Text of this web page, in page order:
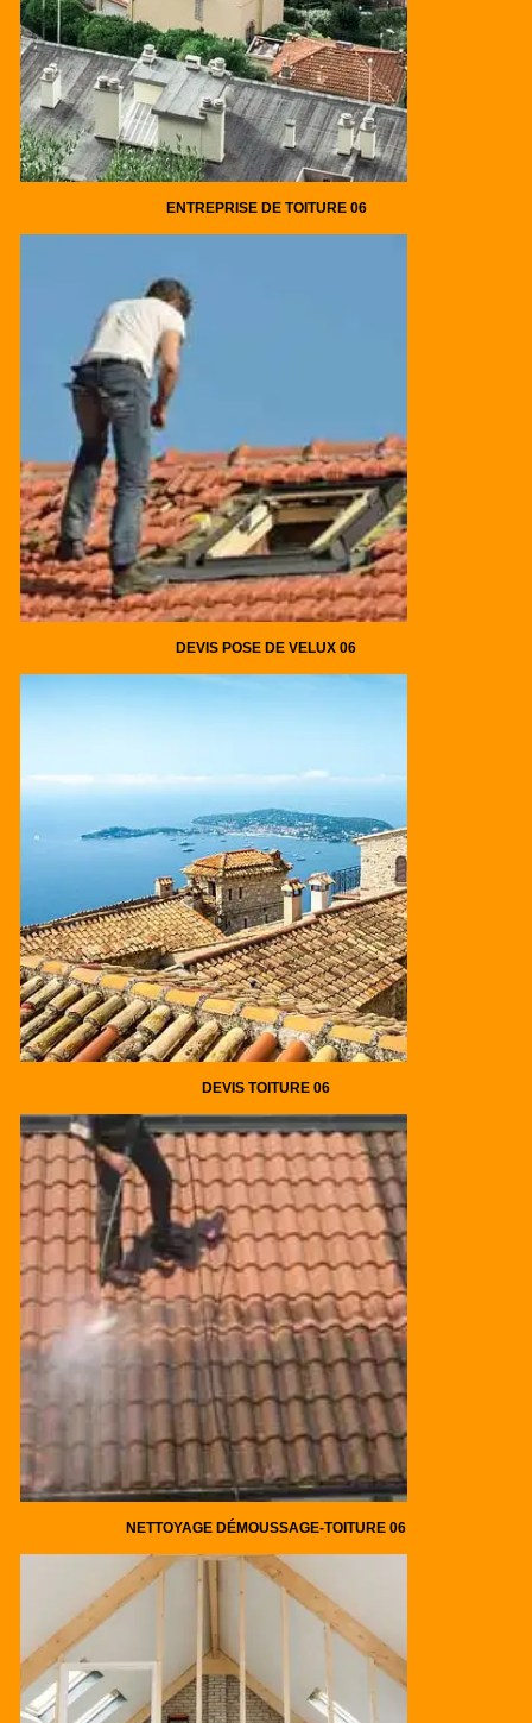
ENTREPRISE DE TOITURE 06
DEVIS POSE DE VELUX 06
DEVIS TOITURE 06
NETTOYAGE DÉMOUSSAGE-TOITURE 06